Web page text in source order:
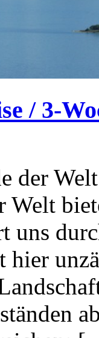
/ 3-
der
Welt
uns
hier